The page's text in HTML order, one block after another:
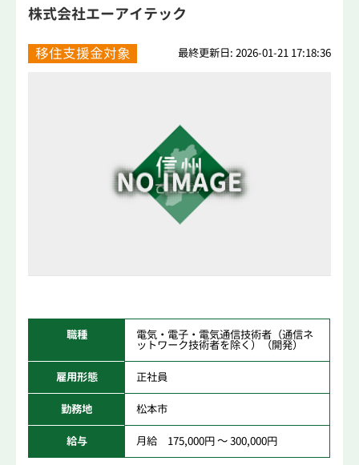
株式会社エーアイテック
移住支援金対象 最終更新日: 2026-01-21 17:18:36
職種 電気・電子・電気通信技術者（通信ネ
ットワーク技術者を除く）（開発）
雇用形態 正社員
勤務地 松本市
給与 月給 175,000円 ～ 300,000円